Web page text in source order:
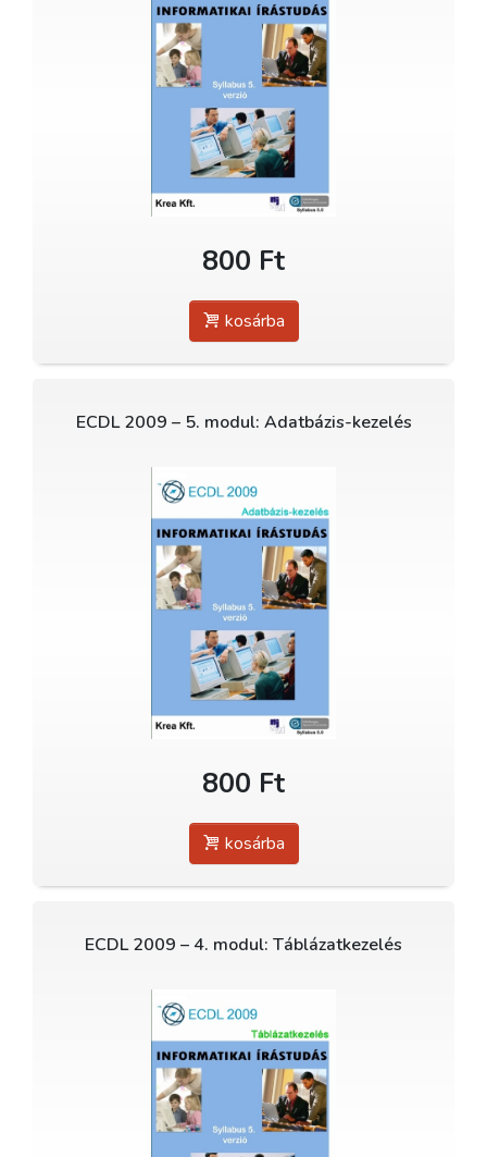
800 Ft
kosárba
ECDL 2009 – 5. modul: Adatbázis-kezelés
800 Ft
kosárba
ECDL 2009 – 4. modul: Táblázatkezelés